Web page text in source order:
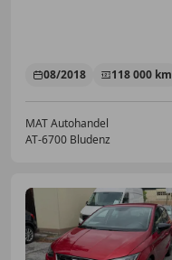
08/2018 118 000 km
MAT Autohandel
AT-6700 Bludenz